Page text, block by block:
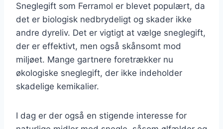
Sneglegift som Ferramol er blevet populært, da
det er biologisk nedbrydeligt og skader ikke
andre dyreliv. Det er vigtigt at vælge sneglegift,
der er effektivt, men også skånsomt mod
miljøet. Mange gartnere foretrækker nu
økologiske sneglegift, der ikke indeholder
skadelige kemikalier.
I dag er der også en stigende interesse for